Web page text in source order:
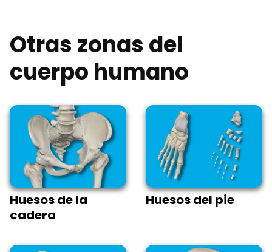
Otras zonas del
cuerpo humano
Huesos de la
cadera
Huesos del pie